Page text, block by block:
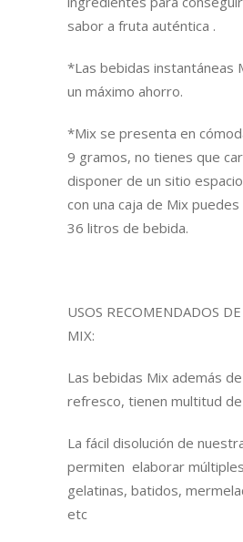
sabor a fruta auténtica .
*Las bebidas instantáneas
un máximo ahorro.
*Mix se presenta en
9 gramos, no tienes que
disponer de un sitio
con una caja de Mix
36 litros de bebida.
USOS RECOMENDADOS
MIX:
Las bebidas Mix además
refresco, tienen multitud
La fácil disolución de
permiten elaborar
gelatinas, batidos,
etc